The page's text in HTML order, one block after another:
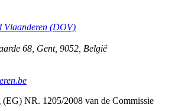
Vlaanderen (DOV)
68 Gent, 9052 België
NR. 1205/2008 van de Commissie